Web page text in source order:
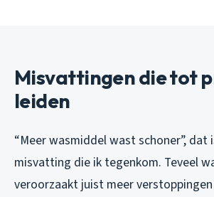
Misvattingen die tot
leiden
“Meer wasmiddel wast schoner”,
misvatting die ik tegenkom. Teveel
veroorzaakt juist meer